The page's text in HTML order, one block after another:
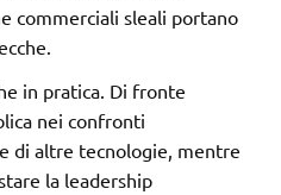
commerciali sleali portano
in pratica. Di fronte
nei confronti
di altre tecnologie, mentre
la leadership